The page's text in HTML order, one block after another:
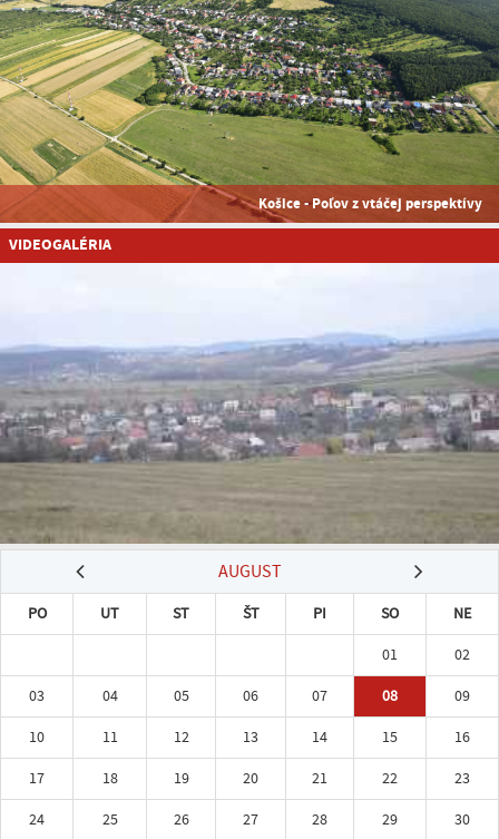
Košice - Poľov z vtáčej perspektívy
VIDEOGALÉRIA
AUGUST
PO UT ST ŠT PI SO
NE
01
02
03
04 05 06 07 08
09
10
11 12 13 14 15
16
17
18 19 20 21 22
23
24
25 26 27 28 29
30